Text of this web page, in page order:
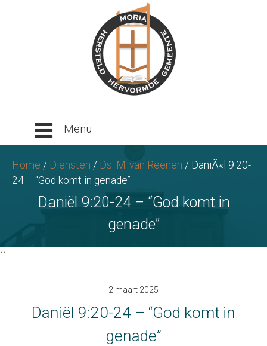
Home / Diensten / Ds. M. van Reenen / DaniÃ«l 9:20-
24 – “God komt in genade”
Daniël 9:20-24 – “God komt in
genade”
``
2 maart 2025
Daniël 9:20-24 – “God komt in
genade”